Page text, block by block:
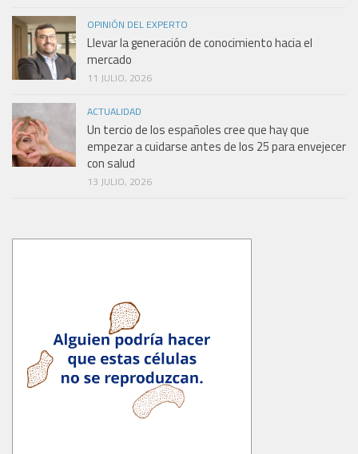
OPINIÓN DEL EXPERTO
Llevar la generación de conocimiento hacia el
mercado
11 JULIO, 2026
ACTUALIDAD
Un tercio de los españoles cree que hay que
empezar a cuidarse antes de los 25 para envejecer
con salud
13 JULIO, 2026